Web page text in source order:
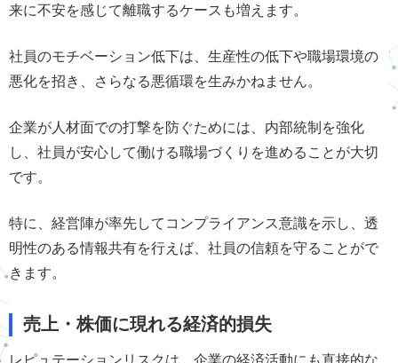
来に不安を感じて離職するケースも増えます。
社員のモチベーション低下は、生産性の低下や職場環境の
悪化を招き、さらなる悪循環を生みかねません。
企業が人材面での打撃を防ぐためには、内部統制を強化
し、社員が安心して働ける職場づくりを進めることが大切
です。
特に、経営陣が率先してコンプライアンス意識を示し、透
明性のある情報共有を行えば、社員の信頼を守ることがで
きます。
売上・株価に現れる経済的損失
レピュテーションリスクは、企業の経済活動にも直接的な